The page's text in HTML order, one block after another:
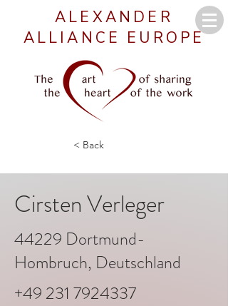
ALEXANDER
ALLIANCE EUROPE
< Back
Cirsten Verleger
44229 Dortmund-
Hombruch, Deutschland
+49 231 7924337